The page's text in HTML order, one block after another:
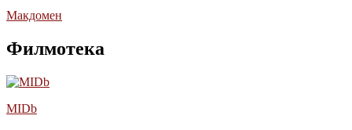
Макдомен
Филмотека
MIDb